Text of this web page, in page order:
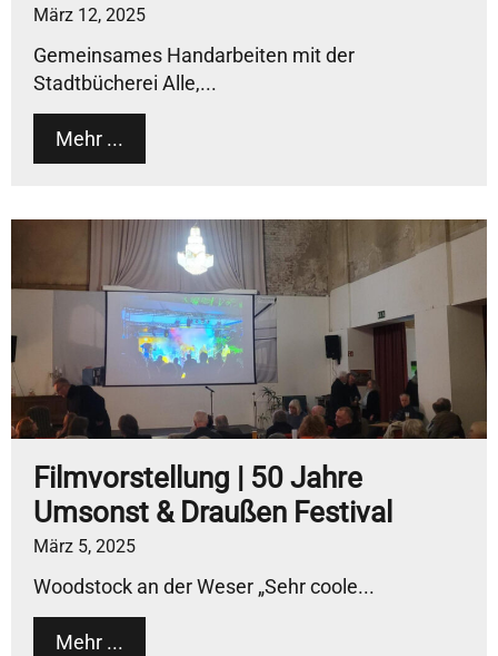
März 12, 2025
Gemeinsames Handarbeiten mit der
Stadtbücherei Alle,...
Mehr ...
Filmvorstellung | 50 Jahre
Umsonst & Draußen Festival
März 5, 2025
Woodstock an der Weser „Sehr coole...
Mehr ...